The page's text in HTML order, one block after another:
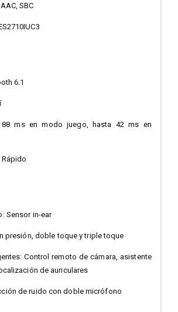
SBC
6.1
88 ms en modo juego, hasta 42 ms en
Sensor in-ear
presión, doble toque y triple toque
Control remoto de cámara, asistente
de auriculares
de ruido con doble micrófono